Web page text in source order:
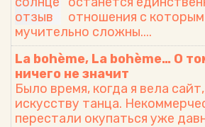
отношения с
мучительно сложны....
La bohème, La bohème… О
ничего не значит
Было время, когда я вела
искусству танца.
перестали окупаться уже